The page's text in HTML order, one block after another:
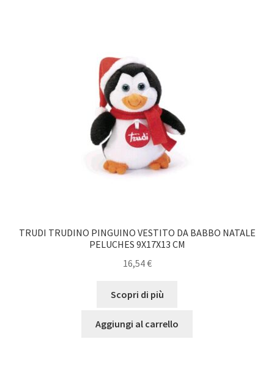
TRUDI TRUDINO PINGUINO VESTITO DA BABBO NATALE
PELUCHES 9X17X13 CM
16,54€
Scopri di più
Aggiungi al carrello